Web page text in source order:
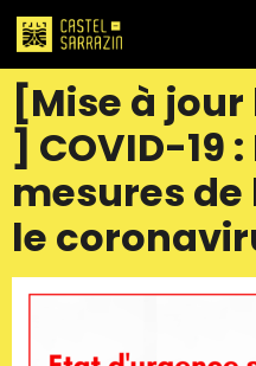
[Mise à jour
] COVID-19
mesures
le